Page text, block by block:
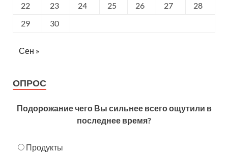
22
23 24 25 26 27
28
29
30
Сен »
ОПРОС
Подорожание чего Вы сильнее всего ощутили в
последнее время?
Продукты